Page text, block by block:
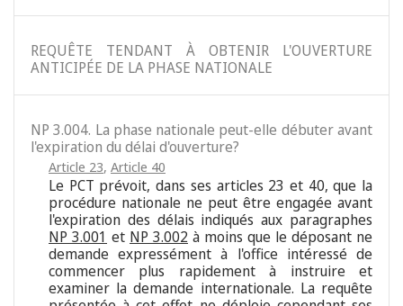
REQUÊTE TENDANT À OBTENIR L'OUVERTURE
ANTICIPÉE DE LA PHASE NATIONALE
NP 3.004. La phase nationale peut-elle débuter avant
l'expiration du délai d'ouverture?
Article 23, Article 40
Le PCT prévoit, dans ses articles 23 et 40, que la
procédure nationale ne peut être engagée avant
l'expiration des délais indiqués aux paragraphes
NP 3.001 et NP 3.002 à moins que le déposant ne
demande expressément à l'office intéressé de
commencer plus rapidement à instruire et
examiner la demande internationale. La requête